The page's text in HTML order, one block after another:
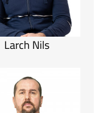
Larch Nils